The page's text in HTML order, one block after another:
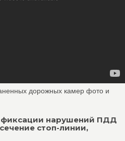
дорожных камер фото и
фиксации нарушений ПДД
стоп-линии,